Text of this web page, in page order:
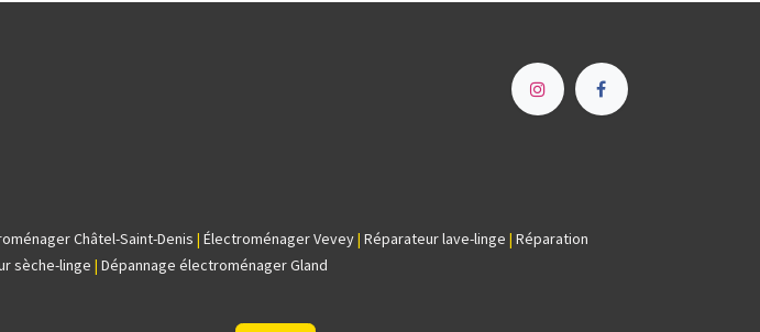
Châtel-Saint-Denis | Électroménager Vevey| Réparateur lave-linge | Réparation
sèche-linge | Dépannage électroménager Gland